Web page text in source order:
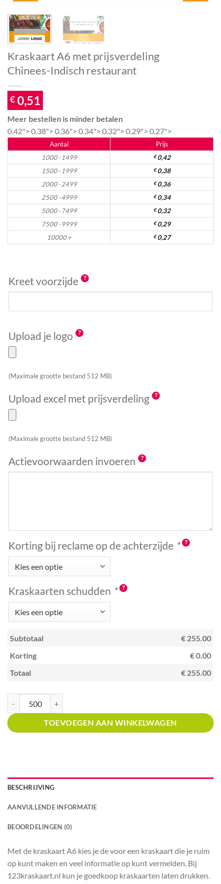
Kraskaart A6 met prijsverdeling
Chinees-Indisch restaurant
€ 0,51
Meer bestellen is minder betalen
0.42"> 0.38"> 0.36"> 0.34"> 0.32"> 0.29"> 0.27">
Aantal
Prijs
1000 - 1499
€0,42
1500 - 1999
€0,38
2000 - 2499
€0,36
2500 - 4999
€0,34
5000 - 7499
€0,32
7500 - 9999
€0,29
10000 +
€0,27
Kreet voorzijde
Upload je logo
(Maximale grootte bestand 512 MB)
Upload excel met prijsverdeling
(Maximale grootte bestand 512 MB)
Actievoorwaarden invoeren
Korting bij reclame op de achterzijde *
Kraskaarten schudden *
Subtotaal
€ 255.00
Korting
€ 0.00
Totaal
€ 255.00
TOEVOEGEN AAN WINKELWAGEN
BESCHRIJVING
AANVULLENDE INFORMATIE
BEOORDELINGEN (0)
Met de kraskaart A6 kies je de voor een kraskaart die je ruim
op kunt maken en veel informatie op kunt vermelden. Bij
123kraskaart.nl kun je goedkoop kraskaarten laten drukken.